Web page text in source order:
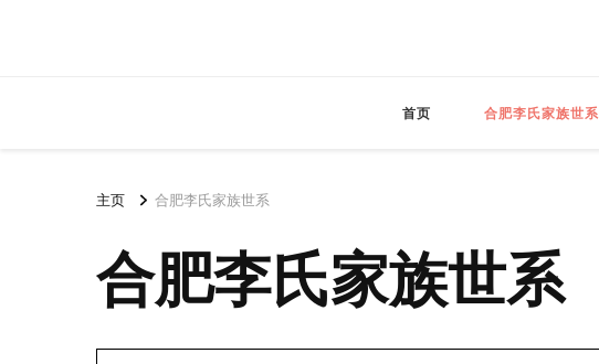
首页 合肥李氏家族世系
主页 合肥李氏家族世系
合肥李氏家族世系